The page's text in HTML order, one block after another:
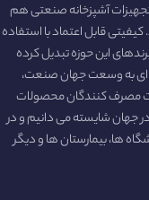
تجهیزات آشپزخانه صنعتی هم
قابل اعتماد با استفاده
برندهای این حوزه تبدیل کرده
ای به وسعت جهان صنعت،
مصرف کنندگان محصولات
در جهان شایسته می دانیم و در
ها، بیمارستان ها و دیگر